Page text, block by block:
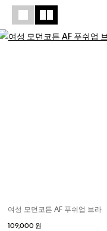
여성 모던코튼 AF 푸쉬업 브라
109,000 원